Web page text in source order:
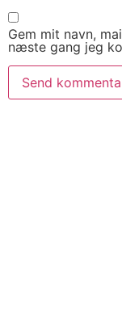
Gem mit navn,
næste gang jeg